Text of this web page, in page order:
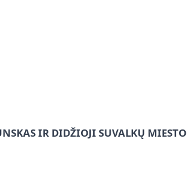
IR DIDŽIOJI SUVALKŲ MIESTO